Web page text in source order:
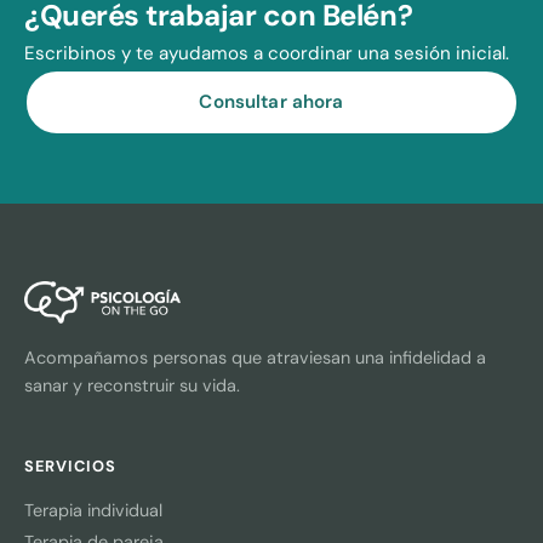
¿Querés trabajar con Belén?
Escribinos y te ayudamos a coordinar una sesión inicial.
Consultar ahora
Acompañamos personas que atraviesan una infidelidad a
sanar y reconstruir su vida.
SERVICIOS
Terapia individual